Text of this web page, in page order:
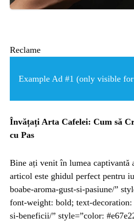
Reclame
Example Ad #1 (only visible
Învățați Arta Cafelei: Cum să
cu Pas
Bine ați venit în lumea captivantă
articol este ghidul perfect pentru
boabe-aroma-gust-si-pasiune/”
font-weight: bold; text-decoration:
si-beneficii/” style=”color:
ȘTIINȚA 1 year ago
Barajul Trei Defileuri a
Pământului: Mit sau